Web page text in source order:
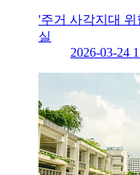
'주거 사각지대
실
2026-03-24